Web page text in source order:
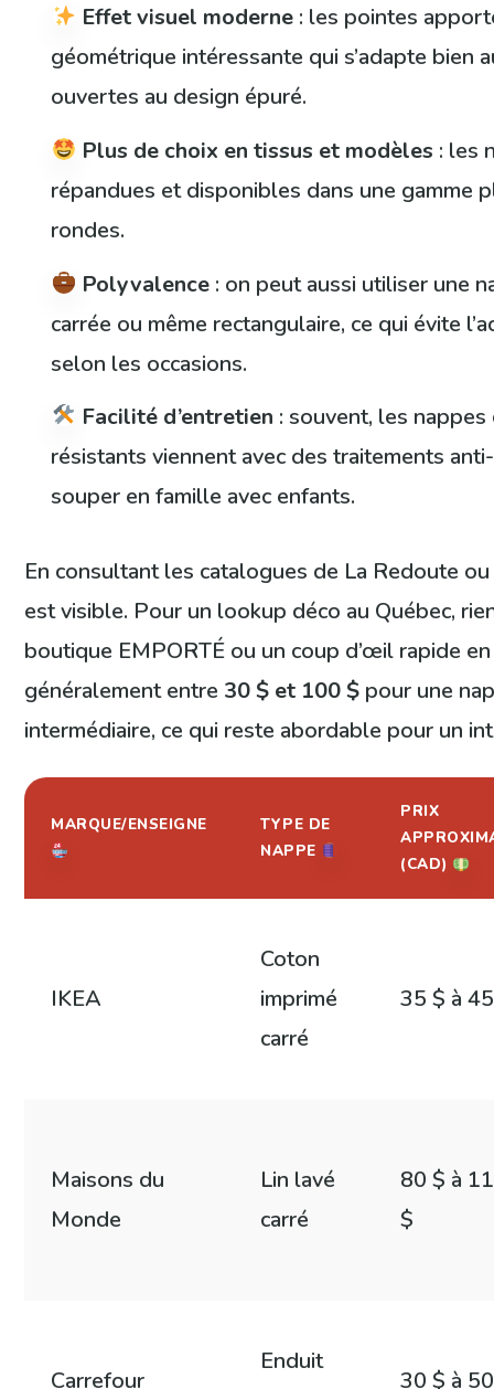
Effet visuel moderne : les pointes
géométrique intéressante qui s’adapte bien
ouvertes au design épuré.
Plus de choix en tissus et modèles : les
répandues et disponibles dans une gamme
rondes.
Polyvalence : on peut aussi utiliser une
carrée ou même rectangulaire, ce qui évite
selon les occasions.
Facilité d’entretien : souvent, les
résistants viennent avec des traitements
souper en famille avec enfants.
En consultant les catalogues de La Redoute
est visible. Pour un lookup déco au Québec,
boutique EMPORTÉ ou un coup d’œil rapide
généralement entre 30 $ et 100 $ pour une
intermédiaire, ce qui reste abordable pour un
MARQUE/ENSEIGNE
TYPE DE
NAPPE
PRIX
(CAD)
IKEA
Coton
imprimé
carré
35 $ à
Maisons du
Monde
Lin lavé
carré
80 $ à
$
Carrefour
Enduit
30 $ à